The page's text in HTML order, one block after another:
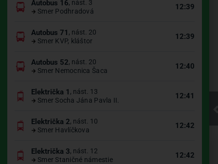
Kliknite pre
načítanie
mapy
UBIAN
Autobus 16, nást. 3
Smer Podhradová
12:39
Autobus 71 , nást. 20
Smer KVP, kláštor
12:39
Autobus 52, nást. 20
Smer Nemocnica Šaca
12:40
Električka 1 , nást. 13
Smer Socha Jána Pavla II.
12:41
Električka 2, nást. 10
Smer Havlíčkova
12:42
Električka 3, nást. 12
Smer Staničné námestie
12:42